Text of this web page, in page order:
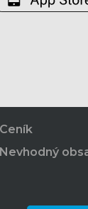
Ceník
Nevhodný